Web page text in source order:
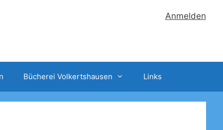
Anmelden
Bücherei Volkertshausen Links